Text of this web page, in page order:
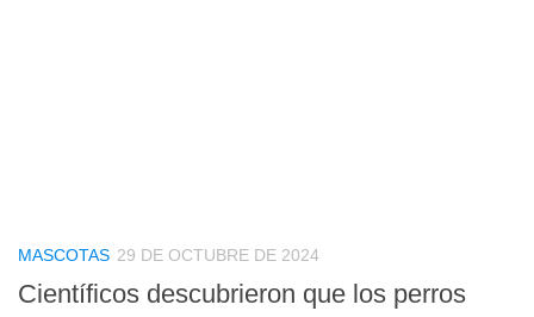
MASCOTAS 29 DE OCTUBRE DE 2024
Científicos descubrieron que los perros